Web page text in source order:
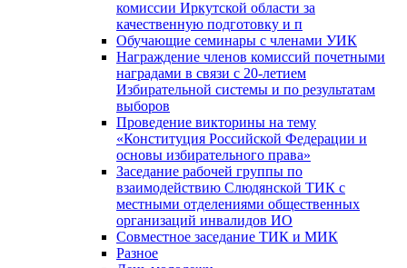
комиссии Иркутской области за
качественную подготовку и п
Обучающие семинары с членами УИК
Награждение членов комиссий почетными
наградами в связи с 20-летием
Избирательной системы и по результатам
выборов
Проведение викторины на тему
«Конституция Российской Федерации и
основы избирательного права»
Заседание рабочей группы по
взаимодействию Слюдянской ТИК с
местными отделениями общественных
организаций инвалидов ИО
Совместное заседание ТИК и МИК
Разное